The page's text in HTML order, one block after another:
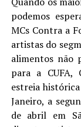
podemos
MCs Contra a
artistas do
alimentos não
para a CUFA,
estreia
Janeiro, a
de abril em